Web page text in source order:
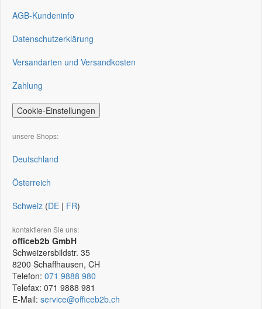
AGB-Kundeninfo
Datenschutzerklärung
Versandarten und Versandkosten
Zahlung
Cookie-Einstellungen
unsere Shops:
Deutschland
Österreich
Schweiz (DE | FR)
kontaktieren Sie uns:
officeb2b GmbH
Schweizersbildstr. 35
8200 Schaffhausen, CH
Telefon: 071 9888 980
Telefax: 071 9888 981
E-Mail: service@officeb2b.ch